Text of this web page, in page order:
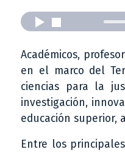
Académicos,
en el marco del
ciencias para la
investigación,
educación superior,
Entre los